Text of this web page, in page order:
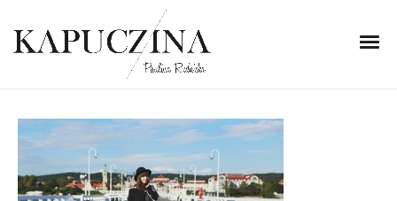
2 września 2014
IMG_5942
Written by